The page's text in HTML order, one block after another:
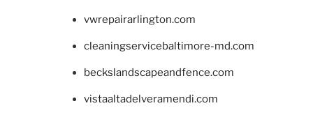
vwrepairarlington.com
cleaningservicebaltimore-md.com
beckslandscapeandfence.com
vistaaltadelveramendi.com